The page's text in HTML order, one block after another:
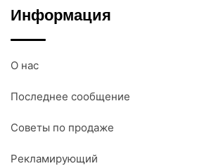
Информация
О нас
Последнее сообщение
Советы по продаже
Рекламирующий